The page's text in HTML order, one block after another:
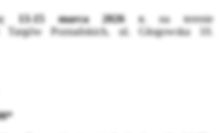
13-15 marca 2026 r.na terenie
Targów Poznańskich, ul. Głogowska 10.